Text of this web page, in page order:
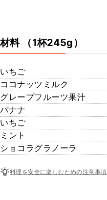
材料 （1杯245g）
いちご
ココナッツミルク
グレープフルーツ果汁
バナナ
いちご
ミント
ショコラグラノーラ
料理を安全に楽しむための注意事項